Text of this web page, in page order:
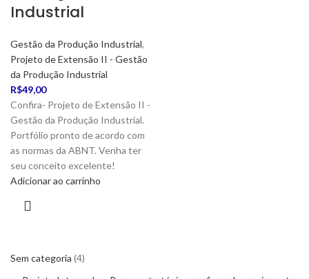
Sem categoria 4
Industrial
Gestão da Produção Industrial,
Projeto de Extensão II - Gestão
da Produção Industrial
R$49,00
Confira- Projeto de Extensão II -
Gestão da Produção Industrial.
Portfólio pronto de acordo com
as normas da ABNT. Venha ter
seu conceito excelente!
Adicionar ao carrinho